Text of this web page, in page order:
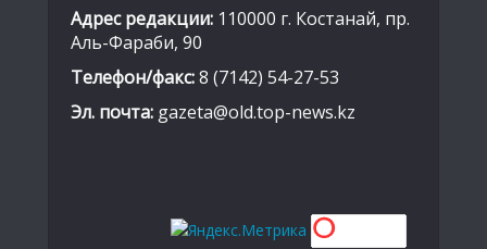
Адрес редакции: 110000 г. Костанай, пр.
Аль-Фараби, 90
Телефон/факс:8 (7142) 54-27-53
Эл. почта: gazeta@old.top-news.kz